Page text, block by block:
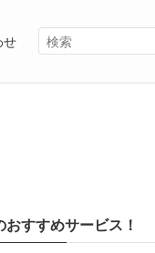
せ
おすすめサービス！